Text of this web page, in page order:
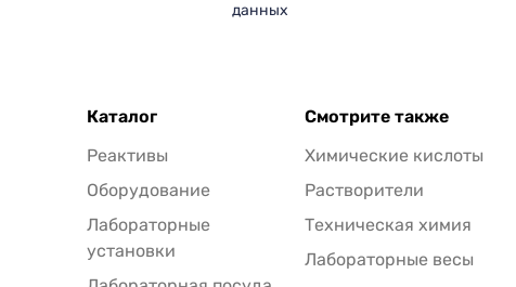
данных
Каталог
Реактивы
Оборудование
Лабораторные
установки
Смотрите также
Химические кислоты
Растворители
Техническая химия
Лабораторные весы